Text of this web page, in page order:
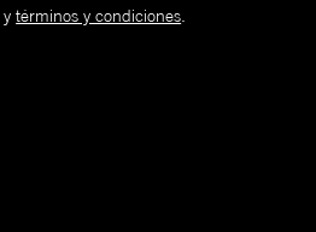
ytérminos y condiciones